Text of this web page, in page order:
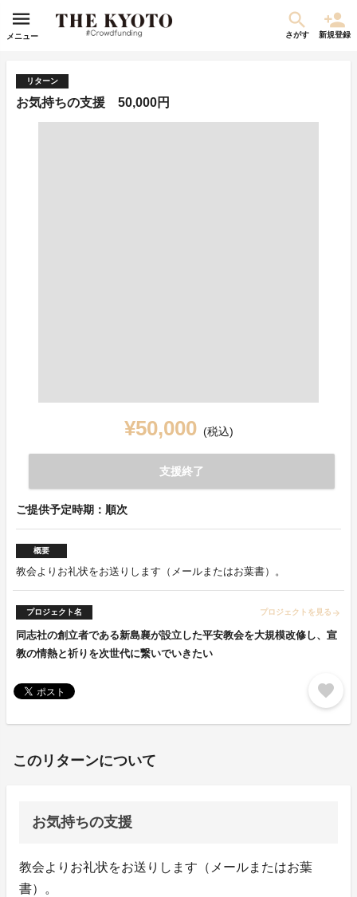
メニュー さがす 新規登録
リターン
お気持ちの支援 50,000円
¥50,000 (税込)
支援終了
ご提供予定時期：順次
概要
教会よりお礼状をお送りします（メールまたはお葉書）。
プロジェクト名 プロジェクトを見る arrow_forward
同志社の創立者である新島襄が設立した平安教会を大規模改修し、宣
教の情熱と祈りを次世代に繋いでいきたい
favorite
このリターンについて
お気持ちの支援
教会よりお礼状をお送りします（メールまたはお葉
書）。